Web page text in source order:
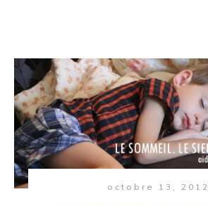
octobre 13, 2012